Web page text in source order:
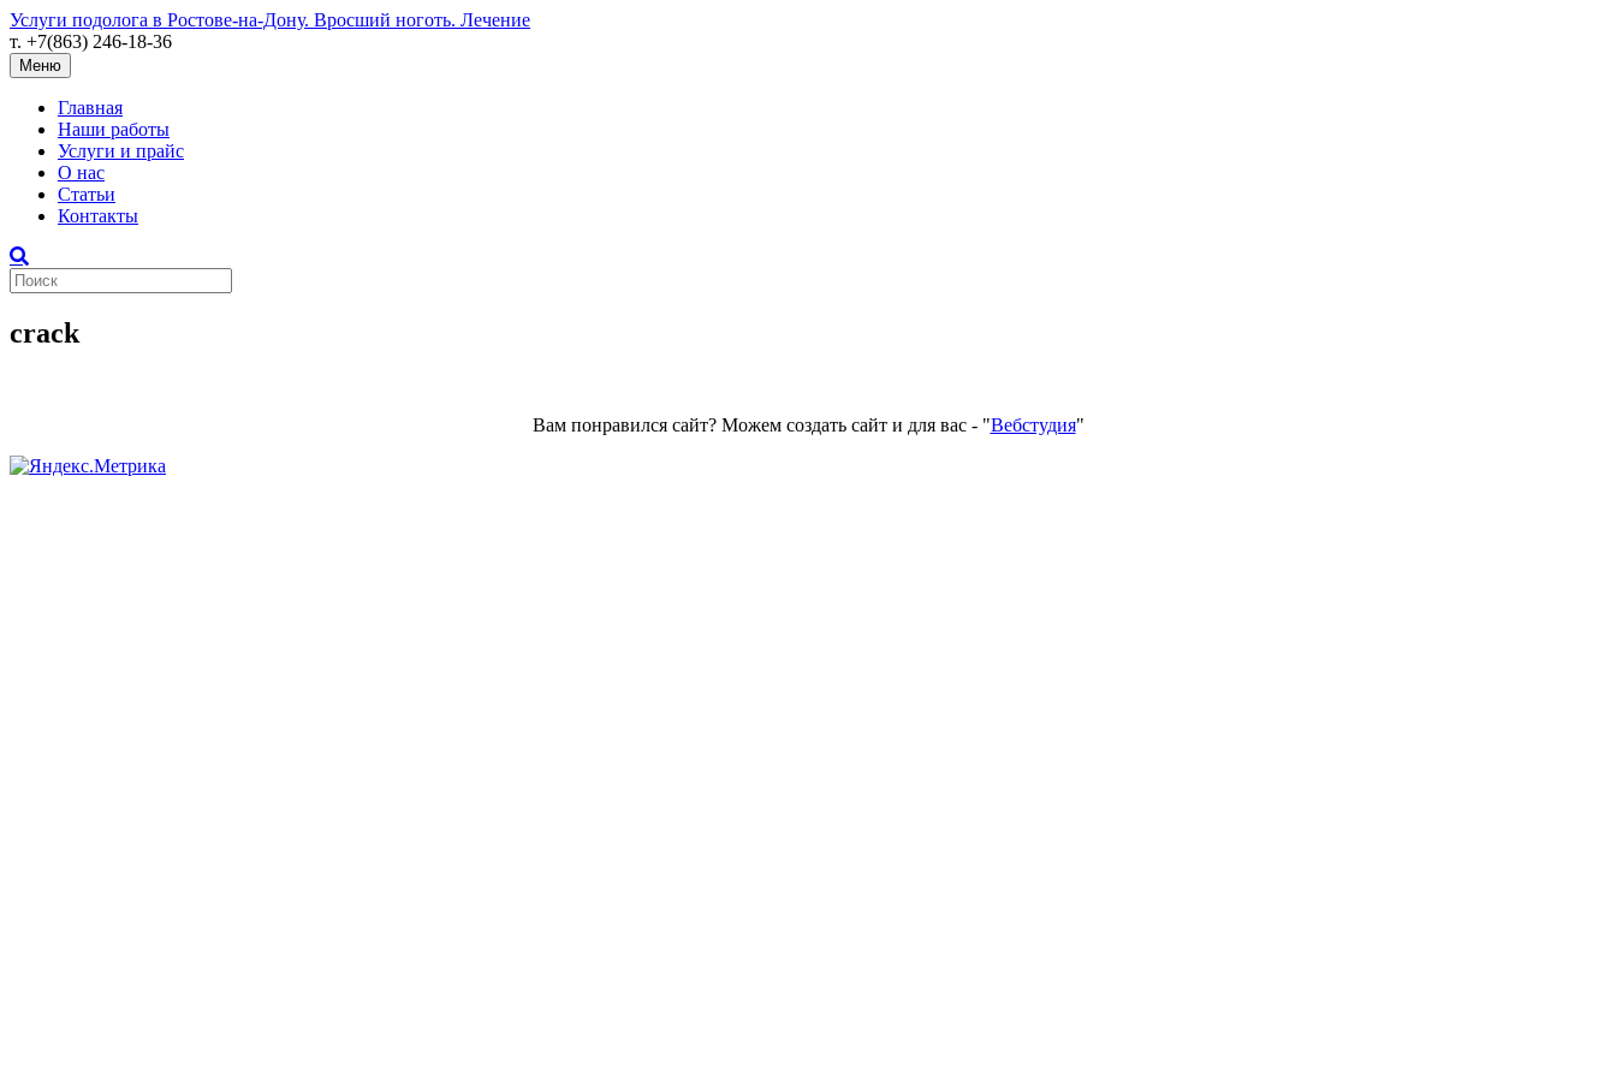
Услуги подолога в Ростове-на-Дону. Вросший ноготь. Лечение
т. +7(863) 246-18-36
Меню
Главная
Наши работы
Услуги и прайс
О нас
Статьи
Контакты
crack
Вам понравился сайт? Можем создать сайт и для вас - "Вебстудия"